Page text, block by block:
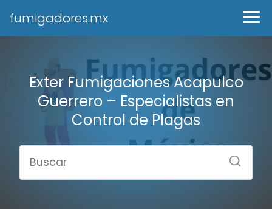
fumigadores.mx
Exter Fumigaciones Acapulco
Guerrero – Especialistas en
Control de Plagas